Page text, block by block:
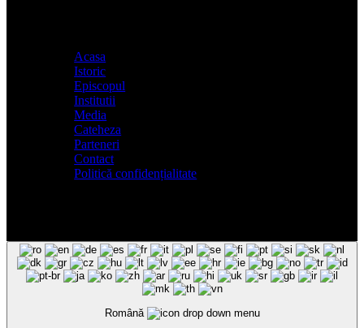
Acasa
Istoric
Episcopul
Institutii
Media
Cateheza
Parteneri
Contact
Politică confidențialitate
Română